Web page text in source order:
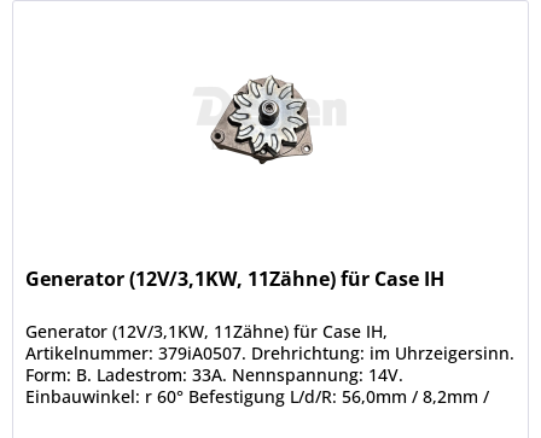
Generator (12V/3,1KW, 11Zähne) für Case IH
Generator (12V/3,1KW, 11Zähne) für Case IH,
Artikelnummer: 379iA0507. Drehrichtung: im Uhrzeigersinn.
Form: B. Ladestrom: 33A. Nennspannung: 14V.
Einbauwinkel: r 60° Befestigung L/d/R: 56,0mm / 8,2mm /